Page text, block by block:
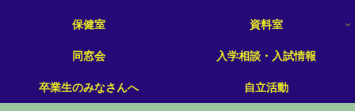
保健室 資料室
同窓会 入学相談・入試情報
卒業生のみなさんへ 自立活動